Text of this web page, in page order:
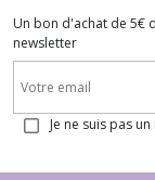
Un bon d'achat de 5€
newsletter
Je ne suis pas